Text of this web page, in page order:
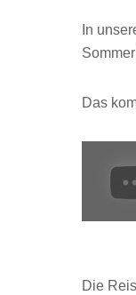
In
Das
Die